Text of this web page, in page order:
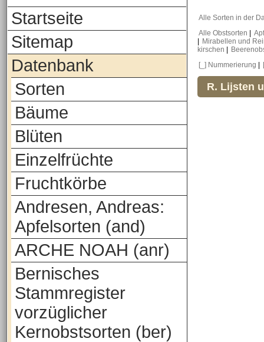
Startseite
Sitemap
Datenbank
Sorten
Bäume
Blüten
Einzelfrüchte
Fruchtkörbe
Andresen, Andreas:
Apfelsorten (and)
ARCHE NOAH (anr)
Bernisches
Stammregister
vorzüglicher
Kernobstsorten (ber)
Alle Sorten in der
Alle Obstsorten
Mirabellen und
kirschen
[_] Nummerierung
R. Lijsten